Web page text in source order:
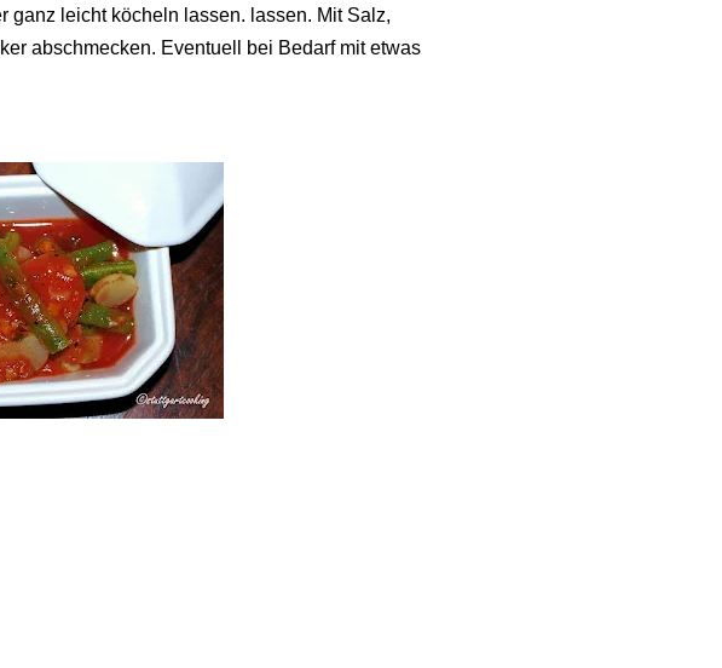
ganz leicht köcheln lassen. lassen. Mit Salz,
abschmecken. Eventuell bei Bedarf mit etwas